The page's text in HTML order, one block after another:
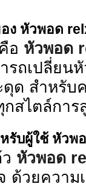
ง หัวพอด
อ หัวพอด
ถเปลี่ยน
ดุด สำหรั
สไตล์การ
รับผู้ใช้ หัวพ
หัวพอด
ด้วยควา